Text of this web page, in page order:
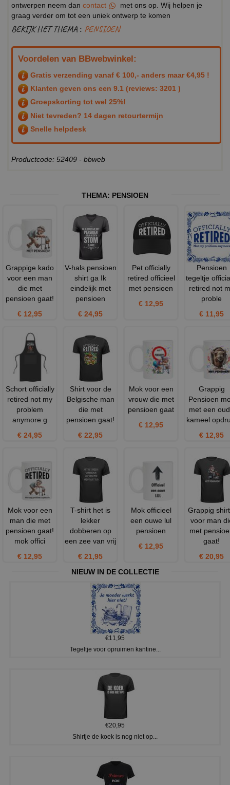
ontwerpen neem dan contact
met ons op. Wij helpen je
graag verder om tot een uniek ontwerp te komen
BEKIJK HET THEMA : PENSIOEN
Voordelen van BBwebwinkel:
Gratis verzending vanaf € 100,- anders maar €4,95 !
Klanten geven ons een 9.1 (reviews: 3201 )
Groepskorting tot wel 25%!
Niet tevreden? 14 dagen retourtermijn
Snelle helpdesk
Productcode: 52409 - bbweb
THEMA: PENSIOEN
Grappige kado
voor een man
die met
pensioen gaat!
€ 12,95
V-hals pensioen
shirt ga Ik
eindelijk met
pensioen
€ 24,95
Pet officially
retired officieel
met pensioen
€ 12,95
Pensioen
tegeltje
retired not
proble
€ 11,95
Schort officially
retired not my
problem
anymore g
€ 24,95
Shirt voor de
Belgische man
die met
pensioen gaat!
€ 22,95
Mok voor een
vrouw die met
pensioen gaat
€ 12,95
Grappig
Pensioen
met een
kameel
€ 12,95
Mok voor een
man die met
pensioen gaat!
mok offici
€ 12,95
T-shirt het is
lekker
dobberen op
een zee van vrij
€ 21,95
Mok officieel
een ouwe lul
pensioen
€ 12,95
Grappig
voor man
met
gaat!
€ 20,95
NIEUW IN DE COLLECTIE
€11,95
Tegeltje voor opruimen kantine...
€20,95
Shirtje de koek is nog niet op...